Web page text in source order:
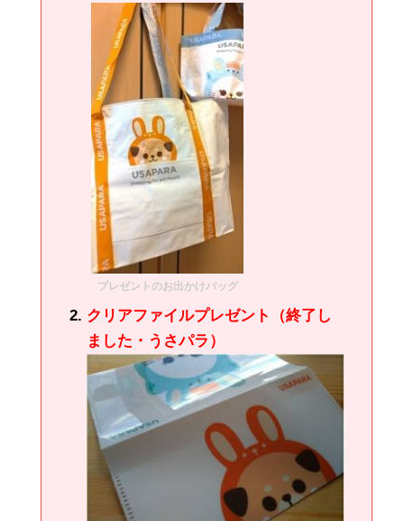
プレゼントのお出かけバッグ
クリアファイルプレゼント（終了し
ました・うさパラ）